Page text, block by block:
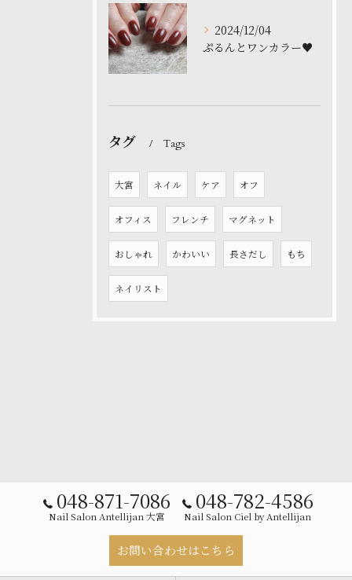
2024/12/04
ぷるんとワンカラー♥️
タグ Tags
大宮 ネイル ケア オフ
オフィス フレンチ マグネット
おしゃれ かわいい 長さだし もち
ネイリスト
048-871-7086
Nail Salon Antellijan 大宮
048-782-4586
Nail Salon Ciel by Antellijan
お問い合わせはこちら